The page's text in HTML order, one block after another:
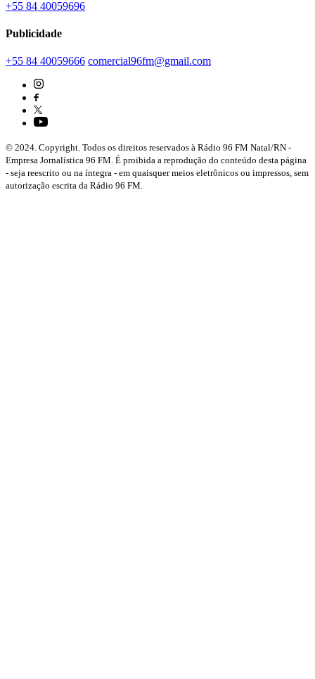
+55 84 40059696
Publicidade
+55 84 40059666 comercial96fm@gmail.com
© 2024. Copyright. Todos os direitos reservados à Rádio 96 FM Natal/RN -
Empresa Jornalística 96 FM. É proibida a reprodução do conteúdo desta página
- seja reescrito ou na íntegra - em quaisquer meios eletrônicos ou impressos, sem
autorização escrita da Rádio 96 FM.